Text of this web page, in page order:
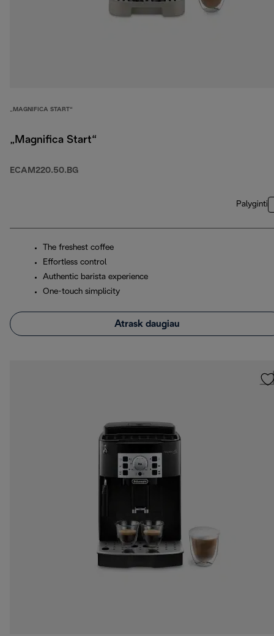
„MAGNIFICA START“
„Magnifica Start“
ECAM220.50.BG
Palyginti
The freshest coffee
Effortless control
Authentic barista experience
One-touch simplicity
Atrask daugiau